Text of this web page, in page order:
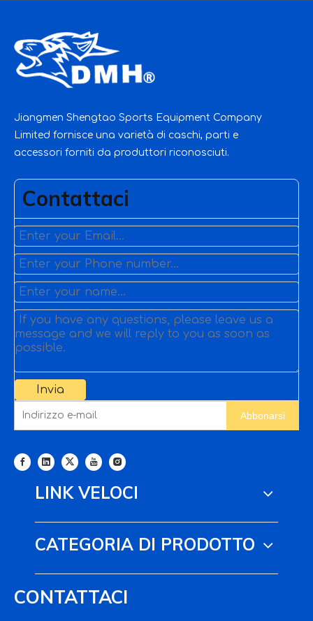
Jiangmen Shengtao Sports Equipment Company
Limited fornisce una varietà di caschi, parti e
accessori forniti da produttori riconosciuti.
Contattaci
Invia
Abbonarsi
LINK VELOCI
CATEGORIA DI PRODOTTO
CONTATTACI